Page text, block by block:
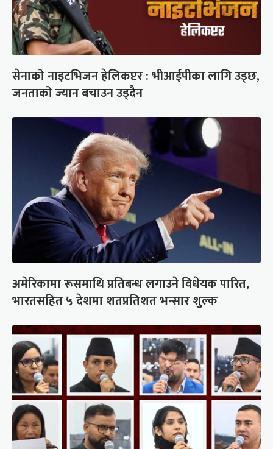
सेनाको नाइटभिजन हेलिकप्टर : भीआईपीका लागि उड्छ,
जनताको ज्यान बचाउन उड्दैन
अमेरिकामा रूसमाथि प्रतिबन्ध लगाउने विधेयक पारित,
भारतसहित ५ देशमा शतप्रतिशत भन्सार शुल्क